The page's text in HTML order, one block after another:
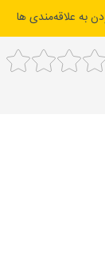
به علاقه‌مندی ها